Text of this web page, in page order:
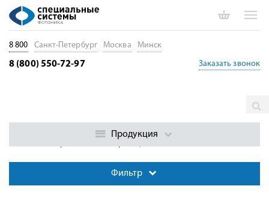
Оптические волокна с сохранением поляризации
Фильтр
8 800 Санкт-Петербург Москва Минск
8 (800) 550-72-97 Заказать звонок
Продукция